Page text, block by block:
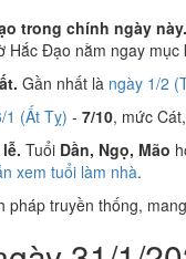
trong chính ngày này.
Hắc Đạo nằm ngay mục
Gần nhất là ngày 1/2
1 (Ất Tỵ) - 7/10, mức
Tuổi Dần, Ngọ, Mão
xem tuổi làm nhà.
pháp truyền thống,